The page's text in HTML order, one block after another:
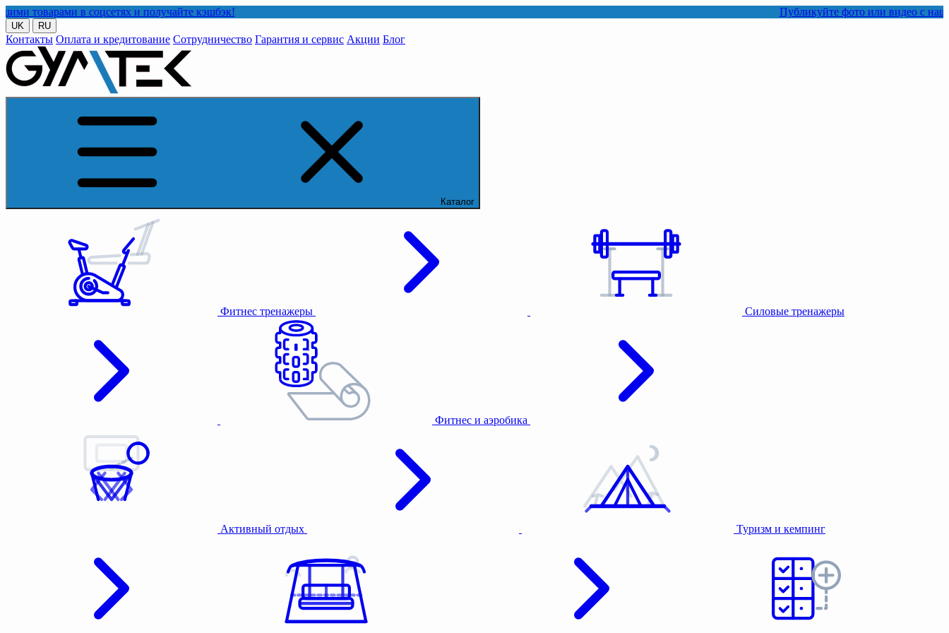
в соцсетях и получайте кэшбэк! Публикуйте фото или видео с нашими
UK RU
Контакты Оплата и кредитование Сотрудничество Гарантия и сервис Акции Блог
Каталог
Фитнес тренажеры Силовые тренажеры
Фитнес и аэробика
Активный отдых Туризм и кемпинг